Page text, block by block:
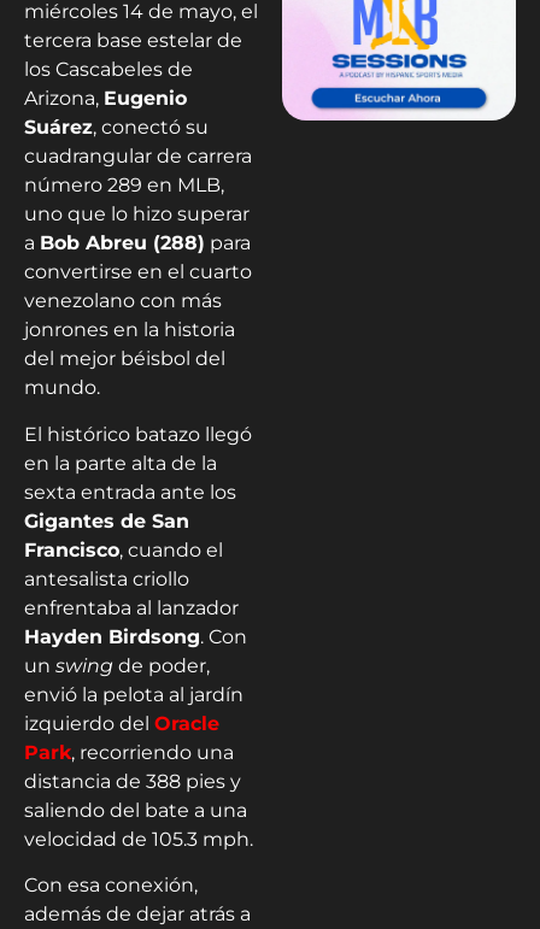
miércoles 14 de mayo, el
tercera base estelar de
los Cascabeles de
Arizona, Eugenio
Suárez, conectó su
cuadrangular de carrera
número 289 en MLB,
uno que lo hizo superar
a Bob Abreu (288) para
convertirse en el cuarto
venezolano con más
jonrones en la historia
del mejor béisbol del
mundo.
El histórico batazo llegó
en la parte alta de la
sexta entrada ante los
Gigantes de San
Francisco, cuando el
antesalista criollo
enfrentaba al lanzador
Hayden Birdsong. Con
un swing de poder,
envió la pelota al jardín
izquierdo del Oracle
Park, recorriendo una
distancia de 388 pies y
saliendo del bate a una
velocidad de 105.3 mph.
Con esa conexión,
además de dejar atrás a